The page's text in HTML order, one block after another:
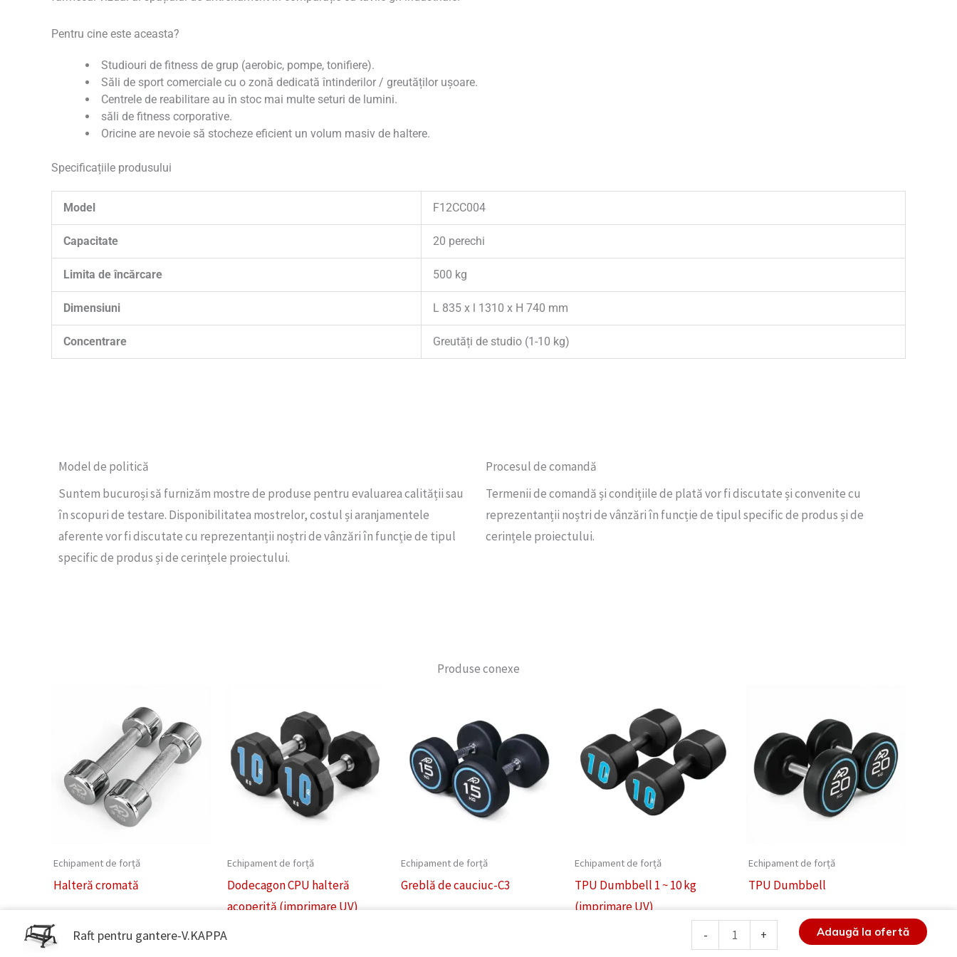
Pentru cine este aceasta?
Studiouri de fitness de grup (aerobic, pompe, tonifiere).
Săli de sport comerciale cu o zonă dedicată întinderilor / greutăților ușoare.
Centrele de reabilitare au în stoc mai multe seturi de lumini.
săli de fitness corporative.
Oricine are nevoie să stocheze eficient un volum masiv de haltere.
Specificațiile produsului
Model F12CC004
Capacitate 20 perechi
Limita de încărcare 500 kg
Dimensiuni L 835 x l 1310 x H 740 mm
Concentrare Greutăți de studio (1-10 kg)
Model de politică
Suntem bucuroși să furnizăm mostre de produse pentru evaluarea calității sau
în scopuri de testare. Disponibilitatea mostrelor, costul și aranjamentele
aferente vor fi discutate cu reprezentanții noștri de vânzări în funcție de tipul
specific de produs și de cerințele proiectului.
Procesul de comandă
Termenii de comandă și condițiile de plată vor fi discutate și convenite cu
reprezentanții noștri de vânzări în funcție de tipul specific de produs și de
cerințele proiectului.
Produse conexe
Echipament de forță
Halteră cromată
Echipament de forță
Dodecagon CPU halteră
acoperită (imprimare UV)
Echipament de forță
Greblă de cauciuc-C3
Echipament de forță
TPU Dumbbell 1 ~ 10 kg
(imprimare UV)
Echipament de forță
TPU Dumbbell
Raft pentru gantere-V.KAPPA -
Cantitate
Dumbbell
+ Adaugă la ofertă